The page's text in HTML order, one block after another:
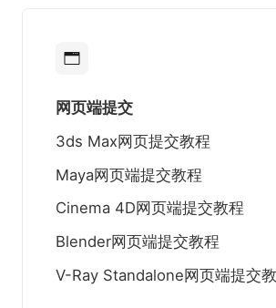
网页端提交
3ds Max网页提交教程
Maya网页端提交教程
Cinema 4D网页端提交教程
Blender网页端提交教程
V-Ray Standalone网页端提交